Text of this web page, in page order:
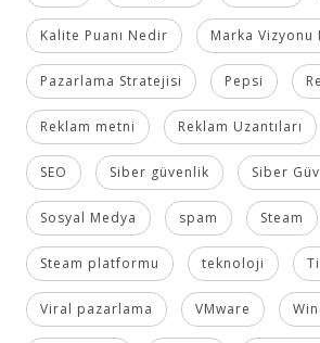
Kalite Puanı Nedir Marka Vizyonu
Pazarlama Stratejisi Pepsi
Reklam metni Reklam Uzantıları
SEO Siber güvenlik Siber
Sosyal Medya spam Steam
Steam platformu teknoloji
Viral pazarlama VMware